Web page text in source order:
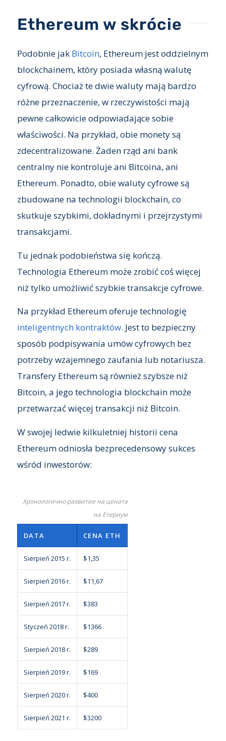
Ethereum w skrócie
Podobnie jak Bitcoin, Ethereum jest oddzielnym
blockchainem, który posiada własną walutę
cyfrową. Chociaż te dwie waluty mają bardzo
różne przeznaczenie, w rzeczywistości mają
pewne całkowicie odpowiadające sobie
właściwości. Na przykład, obie monety są
zdecentralizowane. Żaden rząd ani bank
centralny nie kontroluje ani Bitcoina, ani
Ethereum. Ponadto, obie waluty cyfrowe są
zbudowane na technologii blockchain, co
skutkuje szybkimi, dokładnymi i przejrzystymi
transakcjami.
Tu jednak podobieństwa się kończą.
Technologia Ethereum może zrobić coś więcej
niż tylko umożliwić szybkie transakcje cyfrowe.
Na przykład Ethereum oferuje technologię
inteligentnych kontraktów. Jest to bezpieczny
sposób podpisywania umów cyfrowych bez
potrzeby wzajemnego zaufania lub notariusza.
Transfery Ethereum są również szybsze niż
Bitcoin, a jego technologia blockchain może
przetwarzać więcej transakcji niż Bitcoin.
W swojej ledwie kilkuletniej historii cena
Ethereum odniosła bezprecedensowy sukces
wśród inwestorów:
Хронологично развитие на цената
на Етериум
DATA CENA ETH
Sierpień 2015 r. $1,35
Sierpień 2016 r. $11,67
Sierpień 2017 r. $383
Styczeń 2018 r. $1366
Sierpień 2018 r. $289
Sierpień 2019 r. $169
Sierpień 2020 r. $400
Sierpień 2021 r. $3200